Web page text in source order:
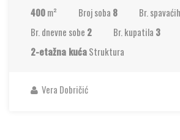
400m² Broj soba 8 Br.
Br. dnevne sobe 2 Br. kupatila 3
2-etažna kućaStruktura
Vera Dobričić